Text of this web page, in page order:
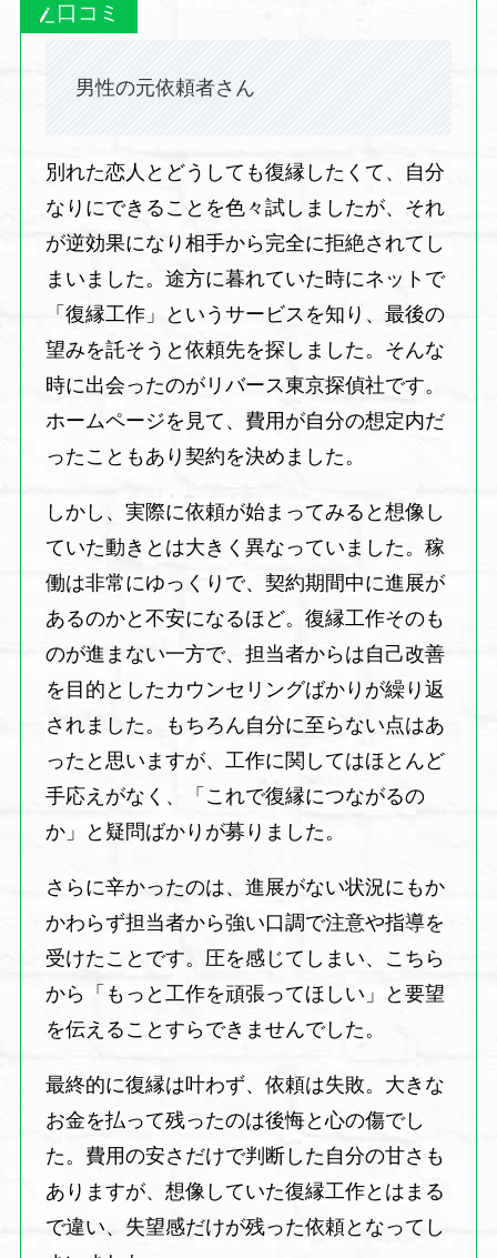
口コミ
男性の元依頼者さん
別れた恋人とどうしても復縁したくて、自分
なりにできることを色々試しましたが、それ
が逆効果になり相手から完全に拒絶されてし
まいました。途方に暮れていた時にネットで
「復縁工作」というサービスを知り、最後の
望みを託そうと依頼先を探しました。そんな
時に出会ったのがリバース東京探偵社です。
ホームページを見て、費用が自分の想定内だ
ったこともあり契約を決めました。
しかし、実際に依頼が始まってみると想像し
ていた動きとは大きく異なっていました。稼
働は非常にゆっくりで、契約期間中に進展が
あるのかと不安になるほど。復縁工作そのも
のが進まない一方で、担当者からは自己改善
を目的としたカウンセリングばかりが繰り返
されました。もちろん自分に至らない点はあ
ったと思いますが、工作に関してはほとんど
手応えがなく、「これで復縁につながるの
か」と疑問ばかりが募りました。
さらに辛かったのは、進展がない状況にもか
かわらず担当者から強い口調で注意や指導を
受けたことです。圧を感じてしまい、こちら
から「もっと工作を頑張ってほしい」と要望
を伝えることすらできませんでした。
最終的に復縁は叶わず、依頼は失敗。大きな
お金を払って残ったのは後悔と心の傷でし
た。費用の安さだけで判断した自分の甘さも
ありますが、想像していた復縁工作とはまる
で違い、失望感だけが残った依頼となってし